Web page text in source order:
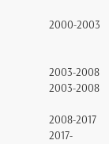
2000-2003
2003-2008
2003-2008
2008-2017
2017-